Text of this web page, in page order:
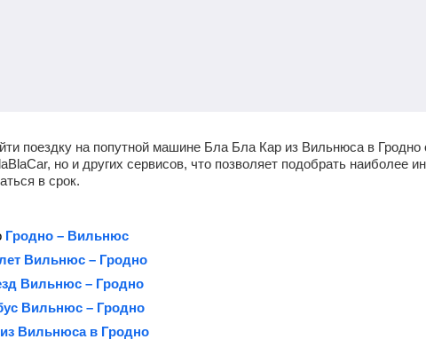
поездку на попутной машине Бла Бла Кар из Вильнюса в Гродно
но и других сервисов, что позволяет подобрать наиболее
в срок.
Гродно – Вильнюс
Вильнюс – Гродно
Вильнюс – Гродно
Вильнюс – Гродно
Вильнюса в Гродно